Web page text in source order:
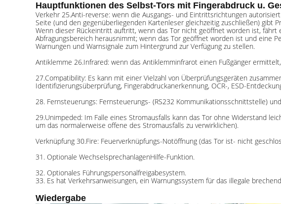
Hauptfunktionen des Selbst-Tors mit Fingerabdruck u.
Verkehr 25.Anti-reverse: wenn die Ausgangs- und Eintrittsrichtungen
Seite (und den gegenüberliegenden Kartenleser gleichzeitig zuschließen) gibt
Wenn dieser Rückeintritt auftritt, wenn das Tor nicht geöffnet worden ist,
Abfragungsbereich herausnimmt; wenn das Tor geöffnet worden ist und eine
Warnungen und Warnsignale zum Hintergrund zur Verfügung zu stellen.
Antiklemme 26.Infrared: wenn das Antiklemminfrarot einen Fußgänger
27.Compatibility: Es kann mit einer Vielzahl von Überprüfungsgeräten
Identifizierungsüberprüfung, Fingerabdruckanerkennung, OCR-, ESD-
28. Fernsteuerungs: Fernsteuerungs- (RS232 Kommunikationsschnittstelle)
29.Unimpeded: Im Falle eines Stromausfalls kann das Tor ohne Widerstand
um das normalerweise offene des Stromausfalls zu verwirklichen).
Verknüpfung 30.Fire: Feuerverknüpfungs-Notöffnung (das Tor ist- nicht
31. Optionale WechselsprechanlagenHilfe-Funktion.
32. Optionales Führungspersonalfreigabesystem.
33. Es hat Verkehrsanweisungen, ein Warnungssystem für das illegale
Wiedergabe